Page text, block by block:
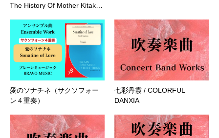
The History Of Mother Kitak…
愛のソナチネ（サクソフォー
ン４重奏）
七彩丹霞 / COLORFUL
DANXIA